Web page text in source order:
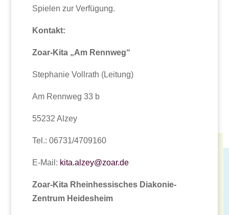
Spielen zur Verfügung.
Kontakt:
Zoar-Kita „Am Rennweg“
Stephanie Vollrath (Leitung)
Am Rennweg 33 b
55232 Alzey
Tel.: 06731/4709160
E-Mail: kita.alzey@zoar.de
Zoar-Kita Rheinhessisches Diakonie-
Zentrum Heidesheim